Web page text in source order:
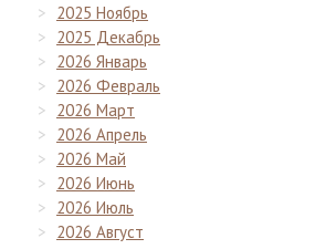
2025 Ноябрь
2025 Декабрь
2026 Январь
2026 Февраль
2026 Март
2026 Апрель
2026 Май
2026 Июнь
2026 Июль
2026 Август